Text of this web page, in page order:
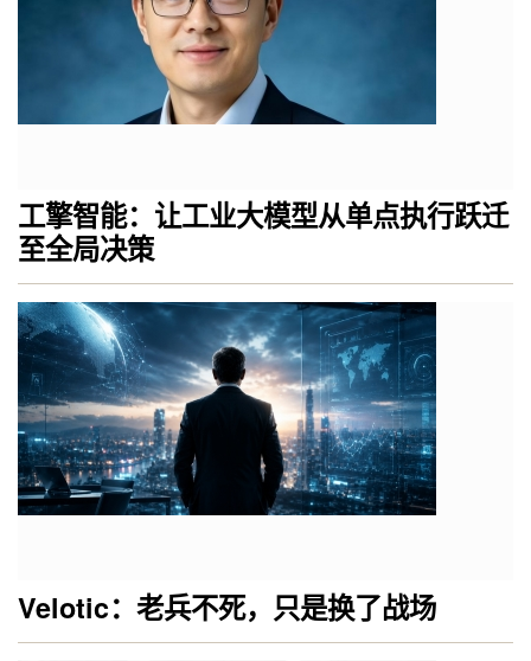
工擎智能：让工业大模型从单点执行跃迁
至全局决策
Velotic：老兵不死，只是换了战场